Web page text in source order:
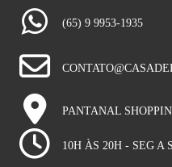
(65) 9 9953-1935
PANTANAL
10H ÀS 20H - SEG A